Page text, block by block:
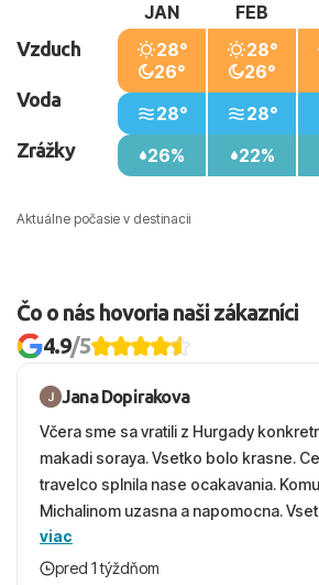
Aktuálne počasie v destinacii
Vzduch
Voda
Zrážky
JAN
28°
26°
28°
26%
FEB
28°
26°
28°
22%
Čo o nás hovoria naši zákazníci
4.9/5
Jana Dopirakova
Včera sme sa vratili z Hurgady
makadi soraya. Vsetko bolo krasne.
travelco splnila nase ocakavania.
Michalinom uzasna a napomocna.
vecernych hodinach zaco sa
krasny, cisty. Sluzby top. Strava,
viac
pred 1 týždňom